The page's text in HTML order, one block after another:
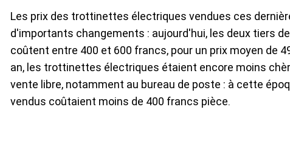
Les prix des trottinettes électriques vendues ces
d'importants changements : aujourd'hui, les deux tiers
coûtent entre 400 et 600 francs, pour un prix moyen de
an, les trottinettes électriques étaient encore moins
vente libre, notamment au bureau de poste : à cette
vendus coûtaient moins de 400 francs pièce.